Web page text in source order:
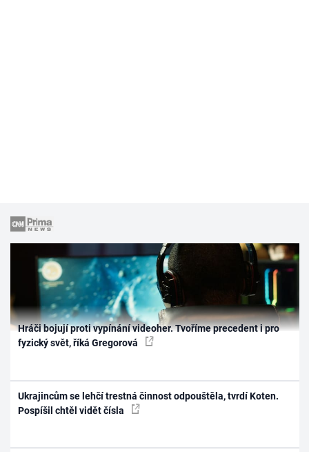
Hráči bojují proti vypínání videoher. Tvoříme precedent i pro
fyzický svět, říká Gregorová
Ukrajincům se lehčí trestná činnost odpouštěla, tvrdí Koten.
Pospíšil chtěl vidět čísla